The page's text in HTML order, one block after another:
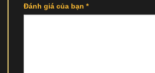
Đánh giá của bạn *